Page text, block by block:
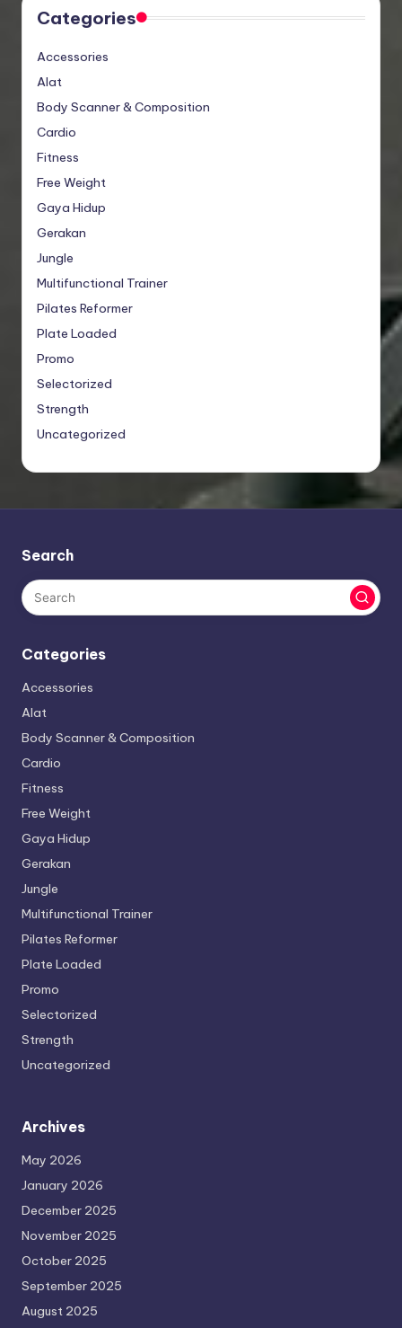
Categories
Accessories
Alat
Body Scanner & Composition
Cardio
Fitness
Free Weight
Gaya Hidup
Gerakan
Jungle
Multifunctional Trainer
Pilates Reformer
Plate Loaded
Promo
Selectorized
Strength
Uncategorized
Search
Categories
Accessories
Alat
Body Scanner & Composition
Cardio
Fitness
Free Weight
Gaya Hidup
Gerakan
Jungle
Multifunctional Trainer
Pilates Reformer
Plate Loaded
Promo
Selectorized
Strength
Uncategorized
Archives
May 2026
January 2026
December 2025
November 2025
October 2025
September 2025
August 2025